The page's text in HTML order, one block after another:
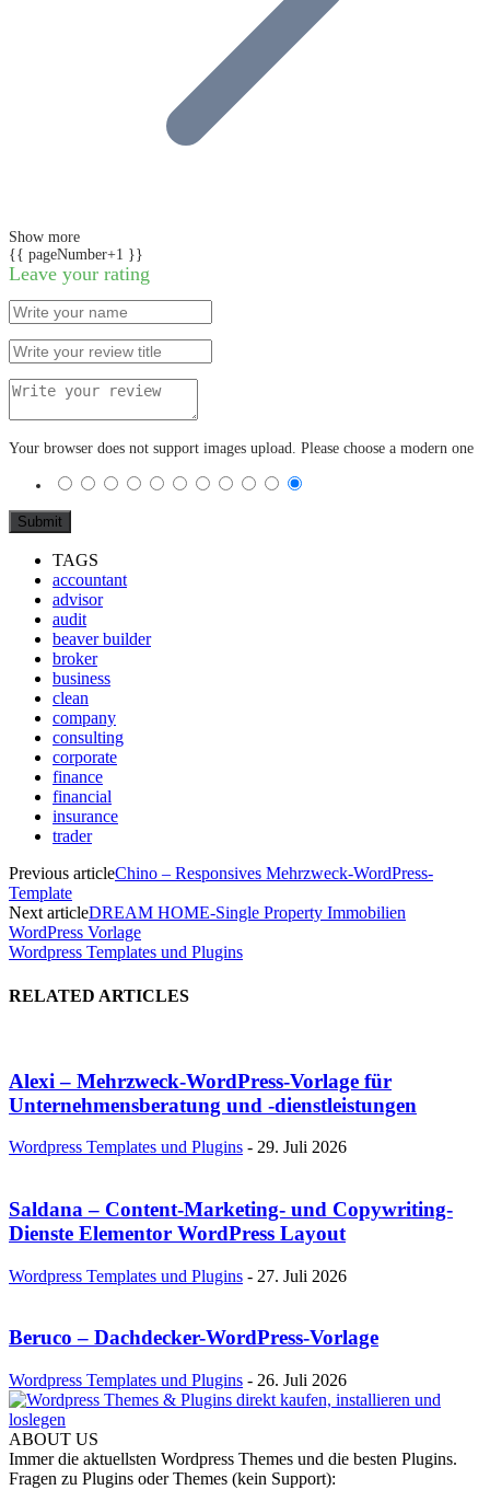
Show more
{{ pageNumber+1 }}
Leave your rating
Your browser does not support images upload. Please choose a modern one
TAGS
accountant
advisor
audit
beaver builder
broker
business
clean
company
consulting
corporate
finance
financial
insurance
trader
Previous articleChino – Responsives Mehrzweck-WordPress-
Template
Next articleDREAM HOME-Single Property Immobilien
WordPress Vorlage
Wordpress Templates und Plugins
RELATED ARTICLES
Alexi – Mehrzweck-WordPress-Vorlage für
Unternehmensberatung und -dienstleistungen
Wordpress Templates und Plugins - 29. Juli 2026
Saldana – Content-Marketing- und Copywriting-
Dienste Elementor WordPress Layout
Wordpress Templates und Plugins - 27. Juli 2026
Beruco – Dachdecker-WordPress-Vorlage
Wordpress Templates und Plugins - 26. Juli 2026
ABOUT US
Immer die aktuellsten Wordpress Themes und die besten Plugins.
Fragen zu Plugins oder Themes (kein Support):